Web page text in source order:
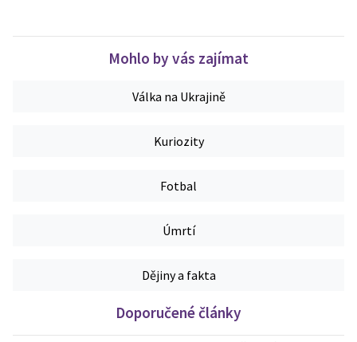
Mohlo by vás zajímat
Válka na Ukrajině
Kuriozity
Fotbal
Úmrtí
Dějiny a fakta
Doporučené články